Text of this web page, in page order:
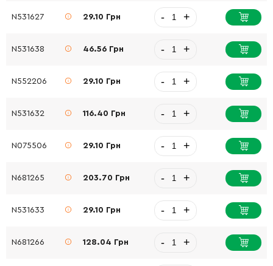
N531627 29.10 Грн - +
N531638 46.56 Грн - +
N552206 29.10 Грн - +
N531632 116.40 Грн - +
N075506 29.10 Грн - +
N681265 203.70 Грн - +
N531633 29.10 Грн - +
N681266 128.04 Грн - +